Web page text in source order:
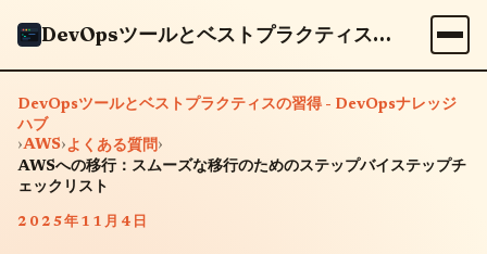
DevOpsツールとベストプラクティスの習得 - DevOpsナレッジハブ
DevOpsツールとベストプラクティスの習得 - DevOpsナレッジ
ハブ
›AWS›よくある質問›
AWSへの移行：スムーズな移行のためのステップバイステップチ
ェックリスト
2025年11月4日